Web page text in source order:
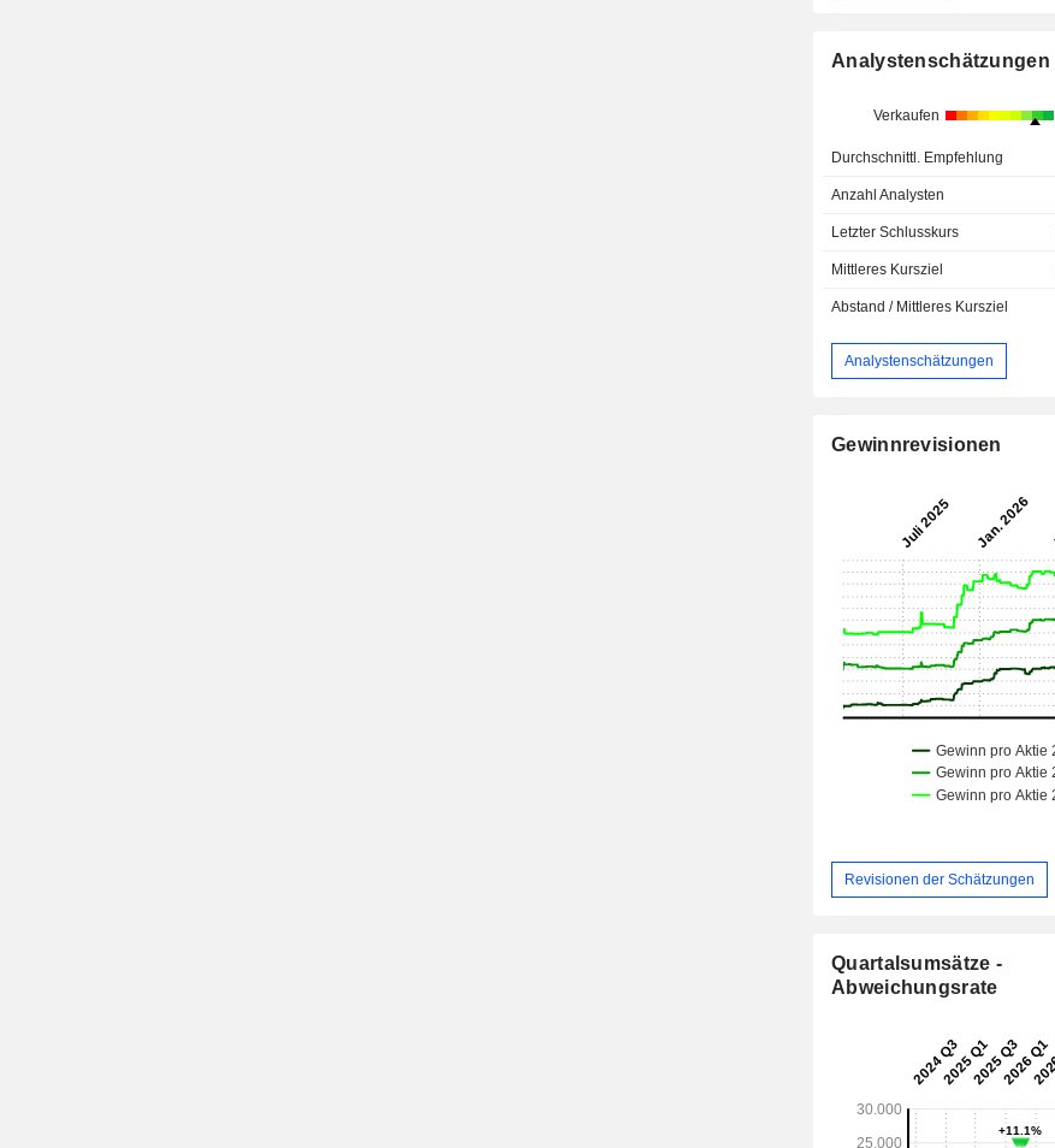
Analystenschätzungen
Verkaufen
Durchschnittl. Empfehlung
Anzahl Analysten
Letzter Schlusskurs
Mittleres Kursziel
Abstand / Mittleres Kursziel
Analystenschätzungen
Gewinnrevisionen
Revisionen der Schätzungen
Quartalsumsätze -
Abweichungsrate